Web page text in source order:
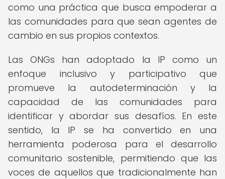
como una práctica que busca empoderar a
las comunidades para que sean agentes de
cambio en sus propios contextos.
Las ONGs han adoptado la IP como un
enfoque inclusivo y participativo que
promueve la autodeterminación y la
capacidad de las comunidades para
identificar y abordar sus desafíos. En este
sentido, la IP se ha convertido en una
herramienta poderosa para el desarrollo
comunitario sostenible, permitiendo que las
voces de aquellos que tradicionalmente han